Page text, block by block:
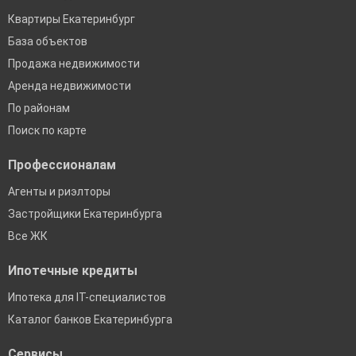
Квартиры Екатеринбург
База объектов
Продажа недвижимости
Аренда недвижимости
По районам
Поиск по карте
Профессионалам
Агенты и риэлторы
Застройщики Екатеринбурга
Все ЖК
Ипотечные кредиты
Ипотека для IT-специалистов
Каталог банков Екатеринбурга